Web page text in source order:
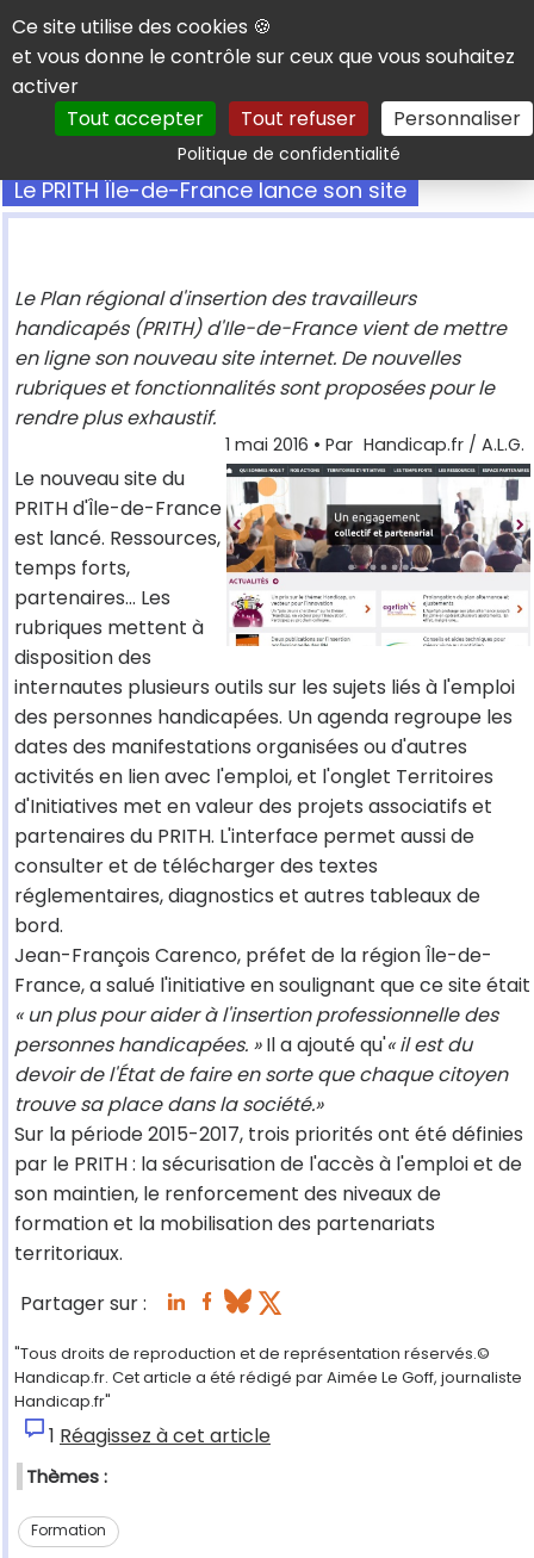
Panneau de gestion des cookies
Ce site utilise des cookies 🍪
et vous donne le contrôle sur ceux que vous souhaitez
activer
Tout accepter
Tout refuser Personnaliser
Politique de confidentialitéRechercher
Le PRITH Île-de-France lance son site
Le Plan régional d'insertion des travailleurs
handicapés (PRITH) d'Ile-de-France vient de mettre
en ligne son nouveau site internet. De nouvelles
rubriques et fonctionnalités sont proposées pour le
rendre plus exhaustif.
1 mai 2016 • Par Handicap.fr / A.L.G.
Le nouveau site du
PRITH d'Île-de-France
est lancé. Ressources,
temps forts,
partenaires… Les
rubriques mettent à
disposition des
internautes plusieurs outils sur les sujets liés à l'emploi
des personnes handicapées. Un agenda regroupe les
dates des manifestations organisées ou d'autres
activités en lien avec l'emploi, et l'onglet Territoires
d'Initiatives met en valeur des projets associatifs et
partenaires du PRITH. L'interface permet aussi de
consulter et de télécharger des textes
réglementaires, diagnostics et autres tableaux de
bord.
Jean-François Carenco, préfet de la région Île-de-
France, a salué l'initiative en soulignant que ce site était
« un plus pour aider à l'insertion professionnelle des
personnes handicapées. »Il a ajouté qu'« il est du
devoir de l'État de faire en sorte que chaque citoyen
trouve sa place dans la société.»
Sur la période 2015-2017, trois priorités ont été définies
par le PRITH : la sécurisation de l'accès à l'emploi et de
son maintien, le renforcement des niveaux de
formation et la mobilisation des partenariats
territoriaux.
Partager sur :
"Tous droits de reproduction et de représentation réservés.©
Handicap.fr. Cet article a été rédigé par Aimée Le Goff, journaliste
Handicap.fr"
1 Réagissez à cet article
Thèmes :
Formation